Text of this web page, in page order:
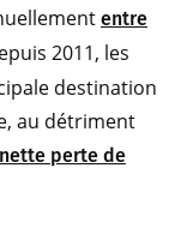
entre
2011, les
destination
au détriment
nette perte de